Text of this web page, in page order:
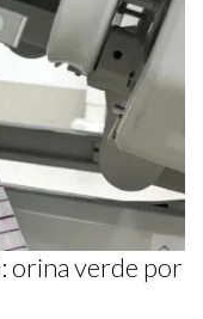
orina verde por